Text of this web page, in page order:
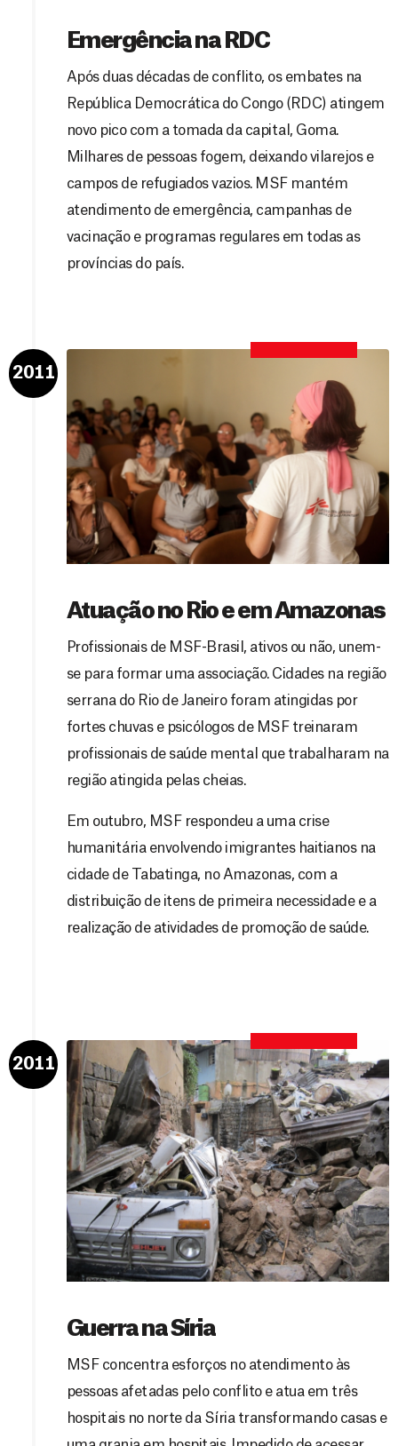
Emergência na RDC
Após duas décadas de conflito, os embates na
República Democrática do Congo (RDC) atingem
novo pico com a tomada da capital, Goma.
Milhares de pessoas fogem, deixando vilarejos e
campos de refugiados vazios. MSF mantém
atendimento de emergência, campanhas de
vacinação e programas regulares em todas as
províncias do país.
2011
Atuação no Rio e em Amazonas
Profissionais de MSF-Brasil, ativos ou não, unem-
se para formar uma associação. Cidades na região
serrana do Rio de Janeiro foram atingidas por
fortes chuvas e psicólogos de MSF treinaram
profissionais de saúde mental que trabalharam na
região atingida pelas cheias.
Em outubro, MSF respondeu a uma crise
humanitária envolvendo imigrantes haitianos na
cidade de Tabatinga, no Amazonas, com a
distribuição de itens de primeira necessidade e a
realização de atividades de promoção de saúde.
2011
Guerra na Síria
MSF concentra esforços no atendimento às
pessoas afetadas pelo conflito e atua em três
hospitais no norte da Síria transformando casas e